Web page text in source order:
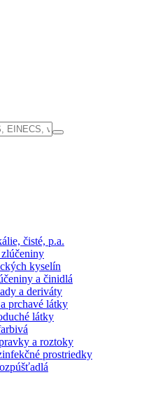
čisté, p.a.
kyselín
a činidlá
a deriváty
prchavé látky
látky
a roztoky
prostriedky